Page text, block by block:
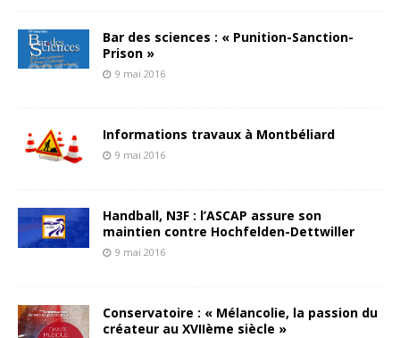
Bar des sciences : « Punition-Sanction-
Prison »
9 mai 2016
Informations travaux à Montbéliard
9 mai 2016
Handball, N3F : l’ASCAP assure son
maintien contre Hochfelden-Dettwiller
9 mai 2016
Conservatoire : « Mélancolie, la passion du
créateur au XVIIème siècle »